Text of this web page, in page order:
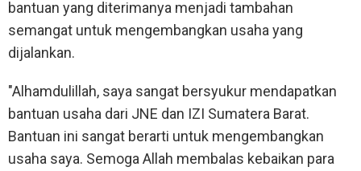
bantuan yang diterimanya menjadi tambahan
semangat untuk mengembangkan usaha yang
dijalankan.
"Alhamdulillah, saya sangat bersyukur mendapatkan
bantuan usaha dari JNE dan IZI Sumatera Barat.
Bantuan ini sangat berarti untuk mengembangkan
usaha saya. Semoga Allah membalas kebaikan para